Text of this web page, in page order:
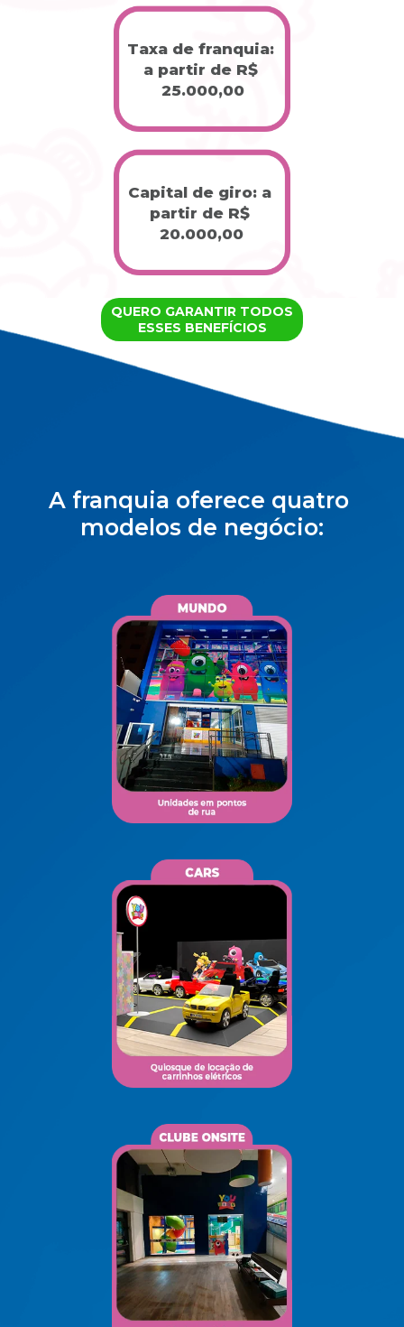
Taxa de franquia:
a partir de R$
25.000,00
Capital de giro: a
partir de R$
20.000,00
QUERO GARANTIR TODOS
ESSES BENEFÍCIOS
A franquia oferece quatro
modelos de negócio: